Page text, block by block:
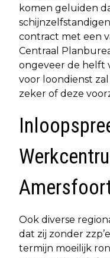
komen geluiden
contract met een
Centraal
ongeveer de helft
voor loondienst
zeker of deze
Ook diverse
dat zij zonder
termijn moeilijk